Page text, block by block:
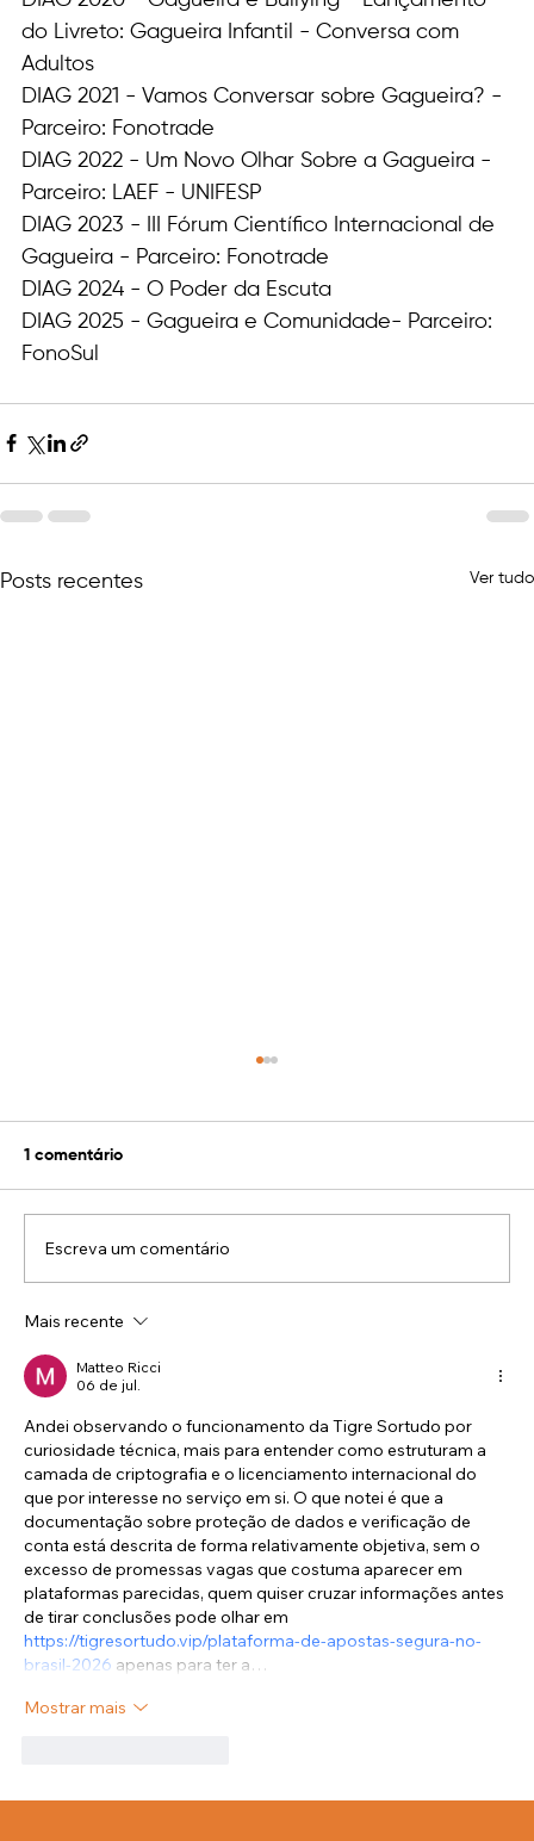
do Livreto: Gagueira Infantil - Conversa com
Adultos
DIAG 2021 - Vamos Conversar sobre Gagueira? -
Parceiro: Fonotrade
DIAG 2022 - Um Novo Olhar Sobre a Gagueira -
Parceiro: LAEF - UNIFESP
DIAG 2023 - III Fórum Científico Internacional de
Gagueira - Parceiro: Fonotrade
DIAG 2024 - O Poder da Escuta
DIAG 2025 - Gagueira e Comunidade- Parceiro:
FonoSul
Posts recentes Ver tudo
Parte IV
1 comentário
Escreva um comentário
Mais recente
Matteo Ricci
06 de jul.
Andei observando o funcionamento da Tigre Sortudo por
curiosidade técnica, mais para entender como estruturam a
camada de criptografia e o licenciamento internacional do
que por interesse no serviço em si. O que notei é que a
documentação sobre proteção de dados e verificação de
conta está descrita de forma relativamente objetiva, sem o
excesso de promessas vagas que costuma aparecer em
plataformas parecidas, quem quiser cruzar informações antes
de tirar conclusões pode olhar em
https://tigresortudo.vip/plataforma-de-apostas-segura-no-
brasil-2026 apenas para ter a…
Mostrar mais